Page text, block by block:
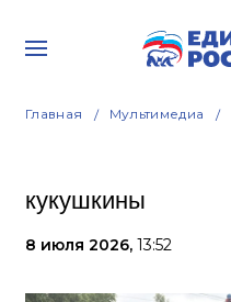
Главная Мультимедиа
кукушкины
8 июля 2026, 13:52